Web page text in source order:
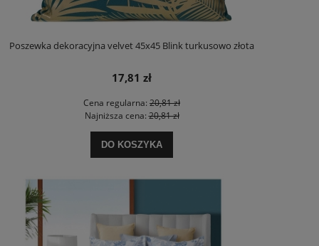
Poszewka dekoracyjna velvet 45x45 Blink turkusowo złota
17,81 zł
Cena regularna: 20,81 zł
Najniższa cena:20,81 zł
DO KOSZYKA